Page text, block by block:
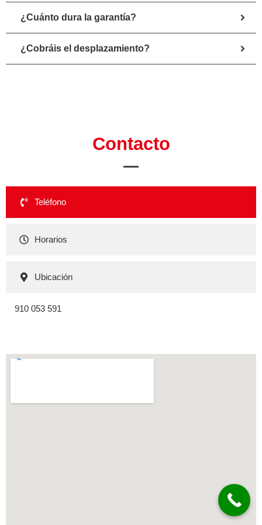
¿Cuánto dura la garantía?
¿Cobráis el desplazamiento?
Contacto
Teléfono
Horarios
Ubicación
910 053 591